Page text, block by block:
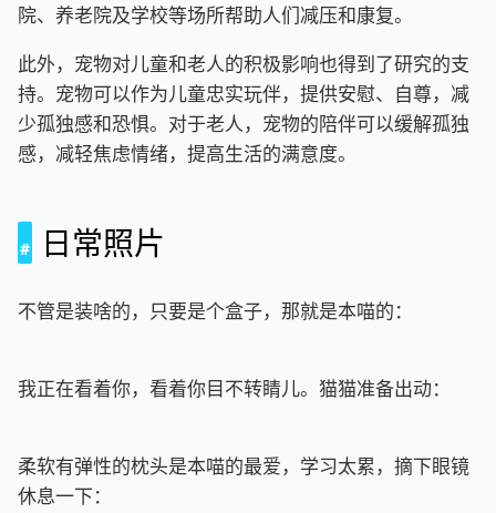
院、养老院及学校等场所帮助人们减压和康复。
此外，宠物对儿童和老人的积极影响也得到了研究的支
持。宠物可以作为儿童忠实玩伴，提供安慰、自尊，减
少孤独感和恐惧。对于老人，宠物的陪伴可以缓解孤独
感，减轻焦虑情绪，提高生活的满意度。
日常照片
不管是装啥的，只要是个盒子，那就是本喵的：
我正在看着你，看着你目不转睛儿。猫猫准备出动：
柔软有弹性的枕头是本喵的最爱，学习太累，摘下眼镜
休息一下：